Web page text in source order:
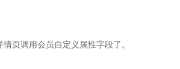
页调用会员自定义属性字段了。